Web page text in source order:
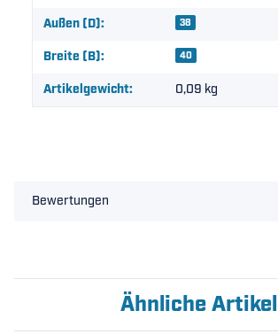
Außen (D): 38
Breite (B): 40
Artikelgewicht: 0,09 kg
Bewertungen
Ähnliche Artikel